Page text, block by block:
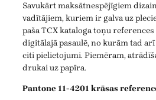
Savukārt maksātnespējīgiem
vadītājiem, kuriem ir galva uz
paša TCX kataloga toņu
digitālajā pasaulē, no kurām tad
citi pielietojumi. Piemēram,
drukai uz papīra.
Pantone 11-4201 krāsas